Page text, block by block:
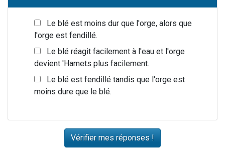
Le blé est moins dur que l'orge, alors que
l'orge est fendillé.
Le blé réagit facilement à l'eau et l'orge
devient 'Hamets plus facilement.
Le blé est fendillé tandis que l'orge est
moins dure que le blé.